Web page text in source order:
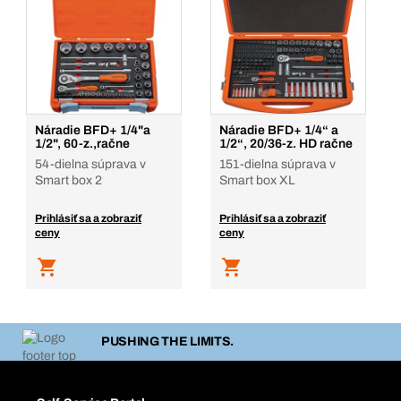
Náradie BFD+ 1/4"a
1/2", 60-z.,račne
54-dielna súprava v
Smart box 2
Prihlásiť sa a zobraziť
ceny
Náradie BFD+ 1/4“ a
1/2“, 20/36-z. HD račne
151-dielna súprava v
Smart box XL
Prihlásiť sa a zobraziť
ceny
PUSHING THE LIMITS.